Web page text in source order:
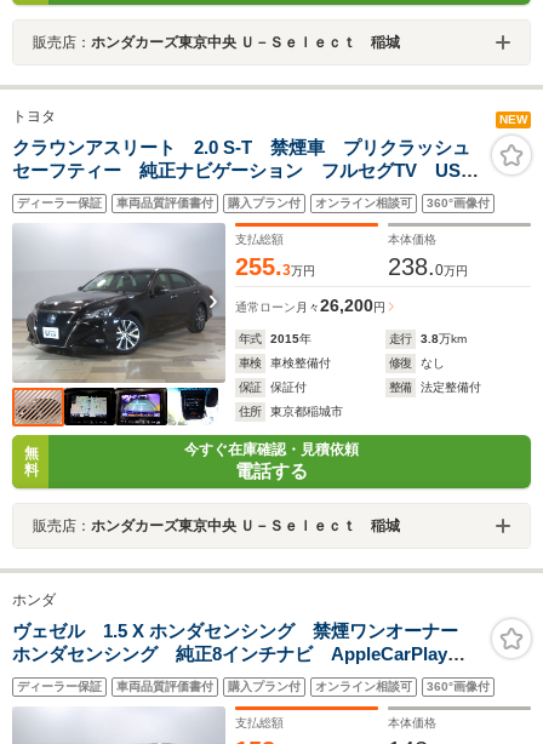
販売店： ホンダカーズ東京中央 Ｕ－Ｓｅｌｅｃｔ 稲城
トヨタ NEW
クラウンアスリート 2.0 S-T 禁煙車 プリクラッシュ
セーフティー 純正ナビゲーション フルセグTV USB
端子 パドルシフト レーダークルーズコントロール
パワーシート LEDヘッドライト ETC スマートキー
ディーラー保証 車両品質評価書付 購入プラン付 オンライン相談可 360°画像付
支払総額
255.3万円
本体価格
238.0万円
通常ローン 月々26,200円
年式 2015年 走行 3.8万km
車検
車検整備付 修復
なし
保証
保証付 整備
法定整備付
住所
東京都稲城市
無
料
今すぐ在庫確認・見積依頼
電話する
販売店： ホンダカーズ東京中央 Ｕ－Ｓｅｌｅｃｔ 稲城
ホンダ
ヴェゼル 1.5 X ホンダセンシング 禁煙ワンオーナー
ホンダセンシング 純正8インチナビ AppleCarPlay
Bluetoothオーディオ フルセグTV CD/DVD リアカメ
ラ フロントコーナーセンサー ETC スマートキー
ディーラー保証 車両品質評価書付 購入プラン付 オンライン相談可 360°画像付
支払総額 本体価格